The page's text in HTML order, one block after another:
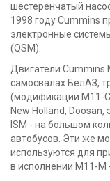
шестеренчатый
1998 году Cummins
электронные
(QSM).
Двигатели Cummins
самосвалах БелАЗ,
(модификации M11-
New Holland, Doosan,
ISM - на большом
автобусов. Эти же
используются для
в исполнении M11-M